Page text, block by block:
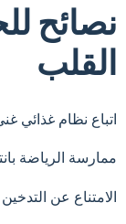
نصائح
القلب
اتباع نظام غذائي
ممارسة الرياضة بانتظام (30
الامتناع عن التدخين